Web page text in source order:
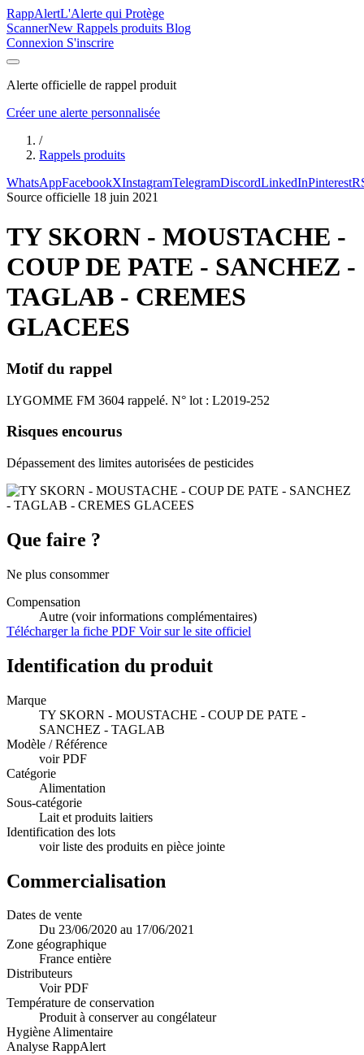
RappAlertL'Alerte qui Protège
ScannerNew Rappels produits Blog
Connexion S'inscrire
Alerte officielle de rappel produit
Créer une alerte personnalisée
/
Rappels produits
WhatsAppFacebookXInstagramTelegramDiscordLinkedInPinterest
Source officielle 18 juin 2021
TY SKORN - MOUSTACHE -
COUP DE PATE - SANCHEZ -
TAGLAB - CREMES
GLACEES
Motif du rappel
LYGOMME FM 3604 rappelé. N° lot : L2019-252
Risques encourus
Dépassement des limites autorisées de pesticides
Que faire ?
Ne plus consommer
Compensation
Autre (voir informations complémentaires)
Télécharger la fiche PDF Voir sur le site officiel
Identification du produit
Marque
TY SKORN - MOUSTACHE - COUP DE PATE -
SANCHEZ - TAGLAB
Modèle / Référence
voir PDF
Catégorie
Alimentation
Sous-catégorie
Lait et produits laitiers
Identification des lots
voir liste des produits en pièce jointe
Commercialisation
Dates de vente
Du 23/06/2020 au 17/06/2021
Zone géographique
France entière
Distributeurs
Voir PDF
Température de conservation
Produit à conserver au congélateur
Hygiène Alimentaire
Analyse RappAlert